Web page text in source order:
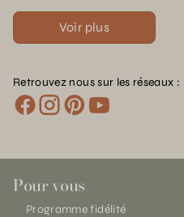
Voir plus
Retrouvez nous sur les réseaux :
Pour vous
Programme fidélité